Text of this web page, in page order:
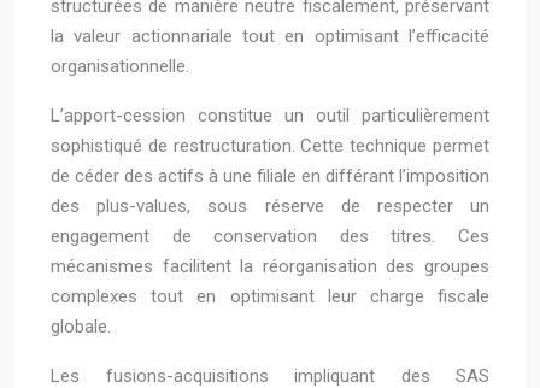
structurées de manière neutre fiscalement, préservant
la valeur actionnariale tout en optimisant l’efficacité
organisationnelle.
L’apport-cession constitue un outil particulièrement
sophistiqué de restructuration. Cette technique permet
de céder des actifs à une filiale en différant l’imposition
des plus-values, sous réserve de respecter un
engagement de conservation des titres. Ces
mécanismes facilitent la réorganisation des groupes
complexes tout en optimisant leur charge fiscale
globale.
Les fusions-acquisitions impliquant des SAS